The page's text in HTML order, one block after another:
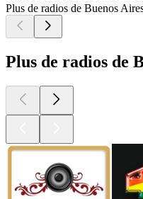
Plus de radios de Buenos
Plus de radios de